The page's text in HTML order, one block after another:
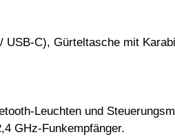
C), Gürteltasche mit
Leuchten und
GHz-Funkempfänger.